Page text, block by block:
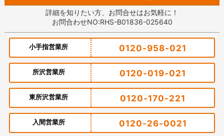
詳細を知りたい方、お問合せはお気軽に！
お問合わせNO:RHS-B01836-025640
小手指営業所 0120-958-021
所沢営業所 0120-019-021
東所沢営業所 0120-170-221
入間営業所 0120-26-0021